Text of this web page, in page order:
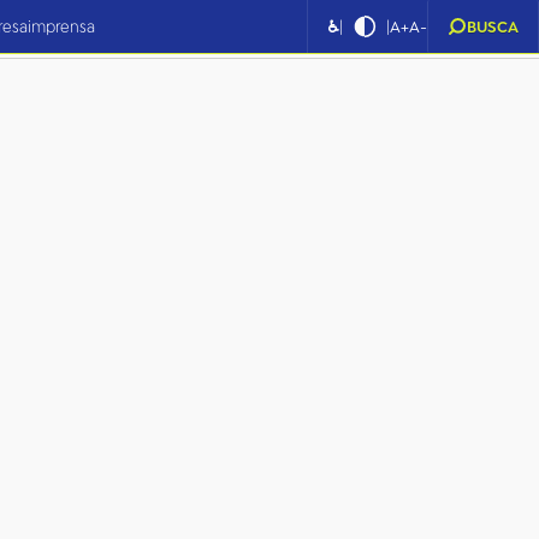
imprensa ♿| |A+A- BUSCA